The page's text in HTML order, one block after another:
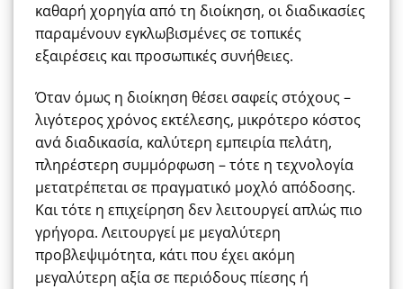
καθαρή χορηγία από τη διοίκηση, οι διαδικασίες
παραμένουν εγκλωβισμένες σε τοπικές
εξαιρέσεις και προσωπικές συνήθειες.
Όταν όμως η διοίκηση θέσει σαφείς στόχους –
λιγότερος χρόνος εκτέλεσης, μικρότερο κόστος
ανά διαδικασία, καλύτερη εμπειρία πελάτη,
πληρέστερη συμμόρφωση – τότε η τεχνολογία
μετατρέπεται σε πραγματικό μοχλό απόδοσης.
Και τότε η επιχείρηση δεν λειτουργεί απλώς πιο
γρήγορα. Λειτουργεί με μεγαλύτερη
προβλεψιμότητα, κάτι που έχει ακόμη
μεγαλύτερη αξία σε περιόδους πίεσης ή